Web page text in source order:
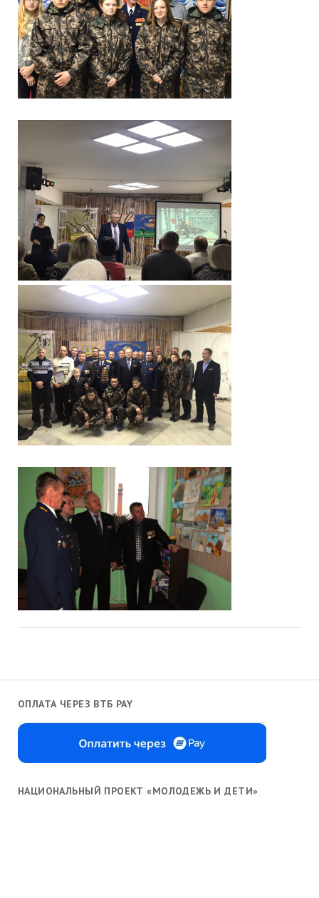
ОПЛАТА ЧЕРЕЗ ВТБ PAY
НАЦИОНАЛЬНЫЙ ПРОЕКТ «МОЛОДЕЖЬ И ДЕТИ»